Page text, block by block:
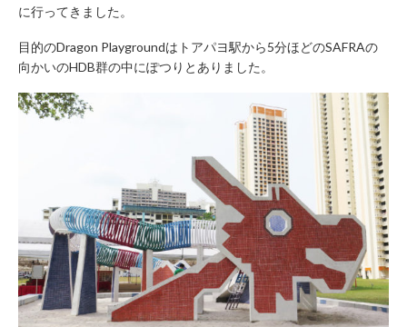
に行ってきました。
目的のDragon Playgroundはトアパヨ駅から5分ほどのSAFRAの
向かいのHDB群の中にぽつりとありました。